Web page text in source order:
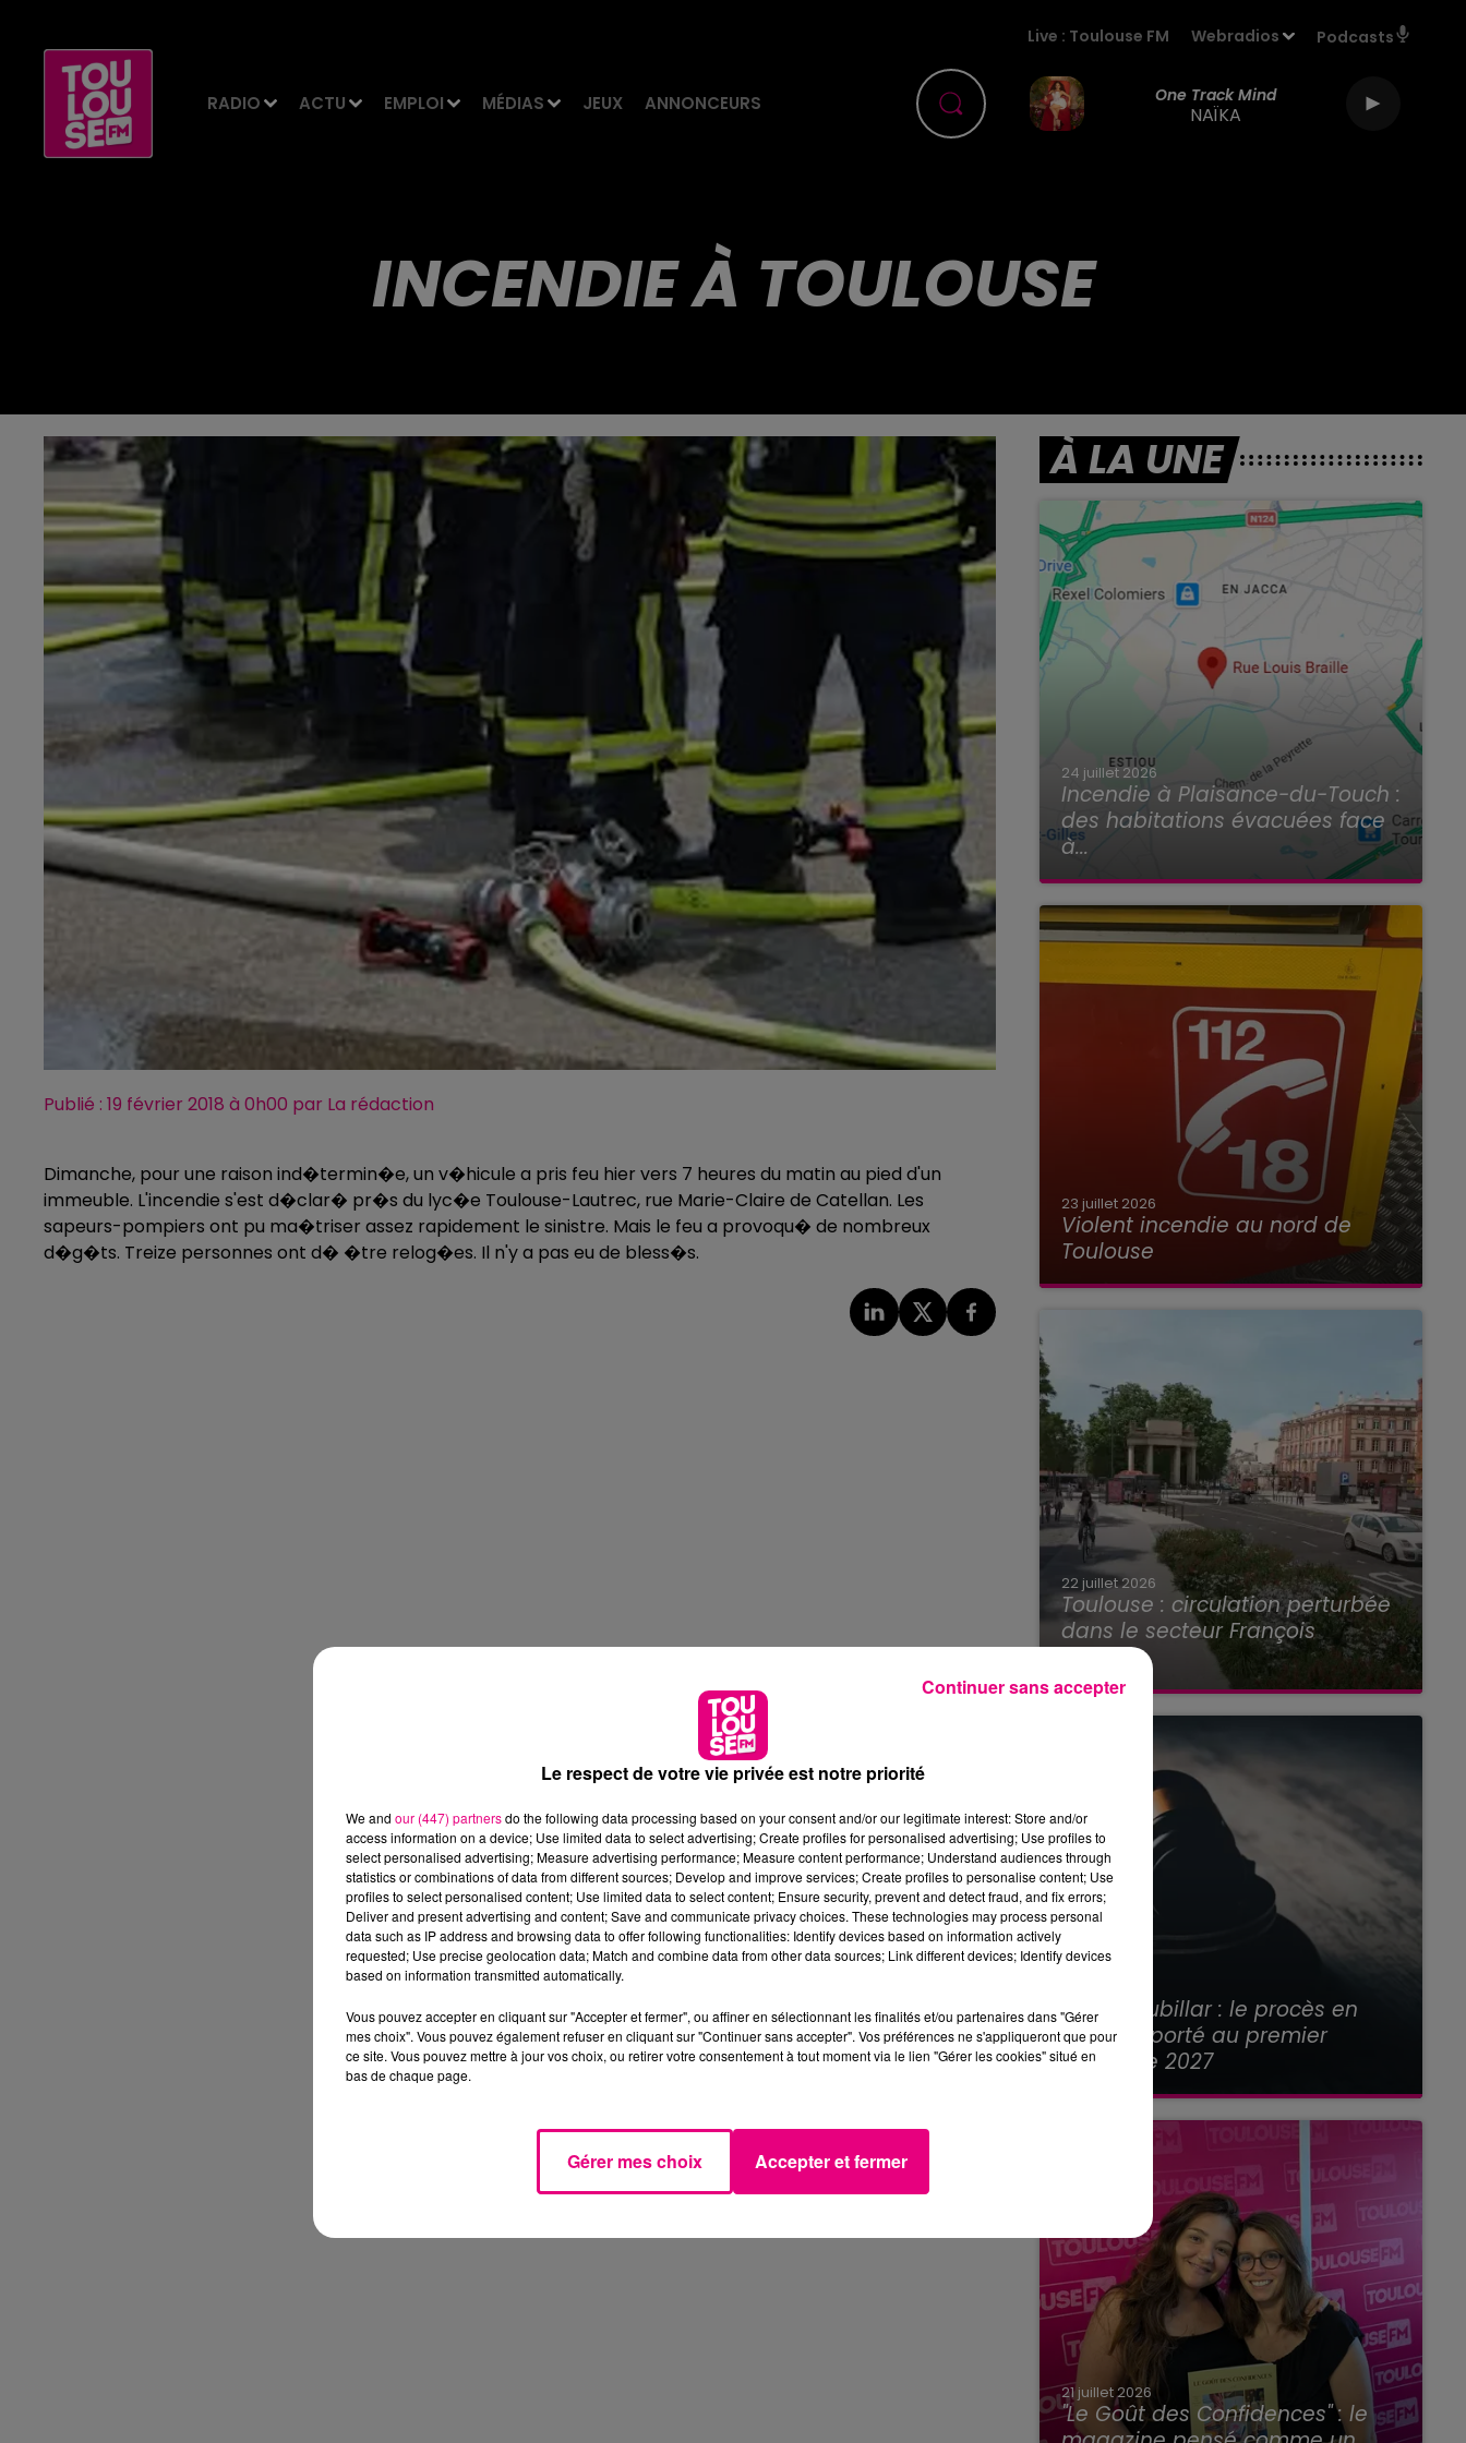
RADIO ACTU EMPLOI MÉDIAS JEUX ANNONCEURS
Live : Toulouse FM Webradios Podcasts
One Track Mind
NAÏKA
INCENDIE À TOULOUSE
Publié : 19 février 2018 à 0h00 par La rédaction
Dimanche, pour une raison ind�termin�e, un v�hicule a pris feu hier vers 7 heures du matin au pied d'un
immeuble. L'incendie s'est d�clar� pr�s du lyc�e Toulouse-Lautrec, rue Marie-Claire de Catellan. Les
sapeurs-pompiers ont pu ma�triser assez rapidement le sinistre. Mais le feu a provoqu� de nombreux
d�g�ts. Treize personnes ont d� �tre relog�es. Il n'y a pas eu de bless�s.
À LA UNE
24 juillet 2026
Incendie à Plaisance-du-Touch :
des habitations évacuées face
à...
23 juillet 2026
Violent incendie au nord de
Toulouse
22 juillet 2026
Toulouse : circulation perturbée
dans le secteur François
Verdier...
Affaire Jubillar : le procès en
appel reporté au premier
semestre 2027
21 juillet 2026
"Le Goût des Confidences" : le
Le respect de votre vie privée est notre priorité
We and our (447) partnersdo the following data processing based on your consent and/or our legitimate interest: Store and/or
access information on a device; Use limited data to select advertising; Create profiles for personalised advertising; Use profiles to
select personalised advertising; Measure advertising performance; Measure content performance; Understand audiences through
statistics or combinations of data from different sources; Develop and improve services; Create profiles to personalise content; Use
profiles to select personalised content; Use limited data to select content; Ensure security, prevent and detect fraud, and fix errors;
Deliver and present advertising and content; Save and communicate privacy choices. These technologies may process personal
data such as IP address and browsing data to offer following functionalities: Identify devices based on information actively
requested; Use precise geolocation data; Match and combine data from other data sources; Link different devices; Identify devices
based on information transmitted automatically.
Vous pouvez accepter en cliquant sur "Accepter et fermer", ou affiner en sélectionnant les finalités et/ou partenaires dans "Gérer
mes choix". Vous pouvez également refuser en cliquant sur "Continuer sans accepter". Vos préférences ne s'appliqueront que pour
ce site. Vous pouvez mettre à jour vos choix, ou retirer votre consentement à tout moment via le lien "Gérer les cookies" situé en
bas de chaque page.
Gérer mes choix Accepter et fermer
Continuer sans accepter